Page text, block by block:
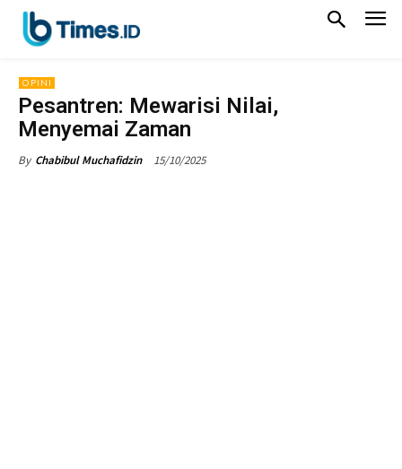
OPINI
Pesantren: Mewarisi Nilai,
Menyemai Zaman
By Chabibul Muchafidzin 15/10/2025